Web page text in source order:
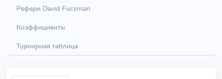
Рефери David Fucsman
Коэффициенты
Турнирная таблица